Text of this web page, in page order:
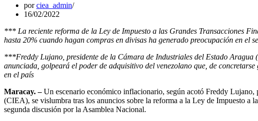
porciea_admin
16/02/2022
*** La reciente reforma de la Ley de Impuesto a las Grandes Transacciones
hasta 20% cuando hagan compras en divisas ha generado preocupación en el
***Freddy Lujano, presidente de la Cámara de Industriales del Estado
anunciada, golpeará el poder de adquisitivo del venezolano que, de
en el país
Maracay. –Un escenario económico inflacionario, según acotó Freddy Lujano,
(CIEA), se vislumbra tras los anuncios sobre la reforma a la Ley de Impuesto a
segunda discusión por la Asamblea Nacional.